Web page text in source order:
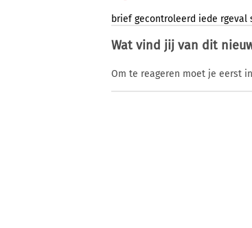
brief gecontroleerd iede rgeval
Wat vind jij van dit
Om te reageren moet je eerst